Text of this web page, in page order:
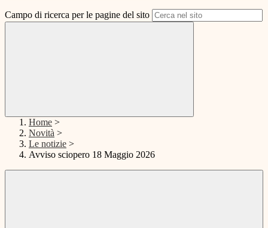
Campo di ricerca per le pagine del sito
Home >
Novità >
Le notizie >
Avviso sciopero 18 Maggio 2026